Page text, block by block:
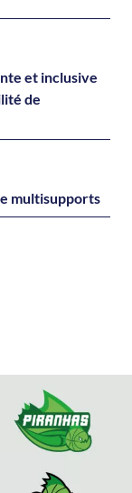
et inclusive
de
multisupports